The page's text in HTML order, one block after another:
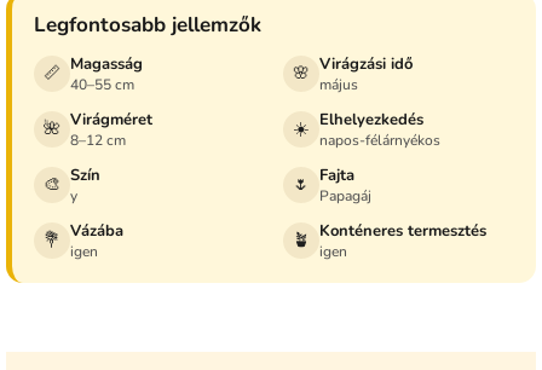
Legfontosabb jellemzők
📏 Magasság
40–55 cm 🌸 Virágzási idő
május
🌺 Virágméret
8–12 cm ☀️ Elhelyezkedés
napos-félárnyékos
🎨 Szín
y 🌷 Fajta
Papagáj
💐 Vázába
igen 🪴 Konténeres termesztés
igen